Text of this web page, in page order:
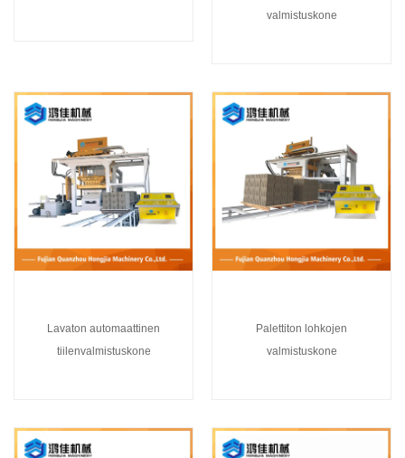
valmistuskone
Lavaton automaattinen
tiilenvalmistuskone
Palettiton lohkojen
valmistuskone